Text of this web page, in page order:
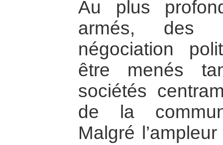
Au plus
armés, des
négociation
être menés
sociétés
de la
Malgré